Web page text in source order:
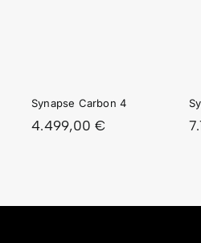
Synapse Carbon 4
4.499,00€